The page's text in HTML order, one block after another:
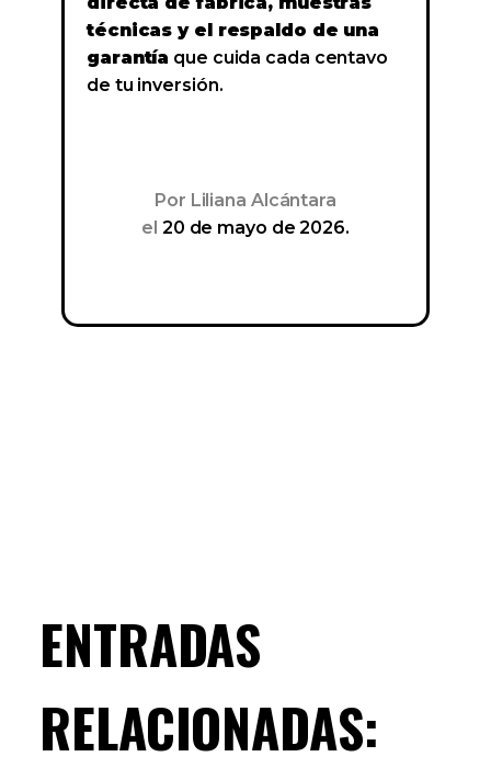
técnicas y el respaldo de una
garantía que cuida cada centavo
de tu inversión.
Por Liliana Alcántara
el 20 de mayo de 2026.
ENTRADAS
RELACIONADAS: